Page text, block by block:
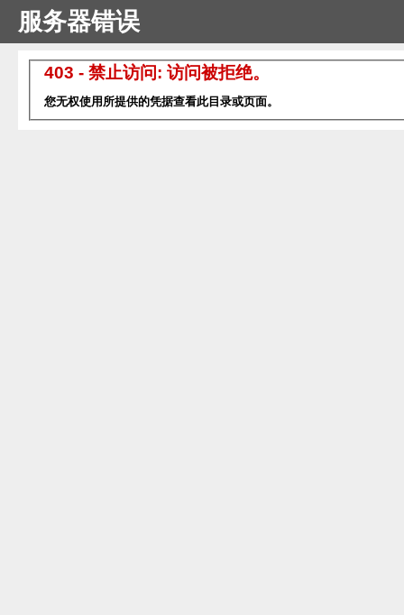
服务器错误
403 - 禁止访问: 访问被拒绝。
您无权使用所提供的凭据查看此目录或页面。